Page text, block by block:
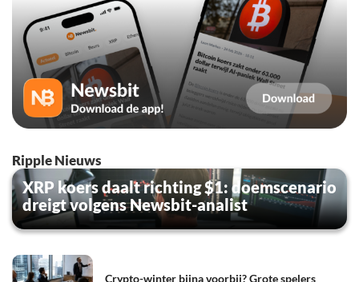
Ripple Nieuws
XRP koers daalt richting $1: doemscenario
dreigt volgens Newsbit-analist
Crypto-winter bijna voorbij? Grote spelers